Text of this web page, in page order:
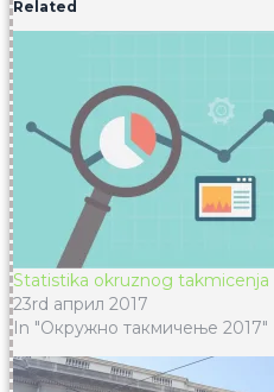
Related
Statistika okruznog takmicenja
23rd април 2017
In "Окружно такмичење 2017"